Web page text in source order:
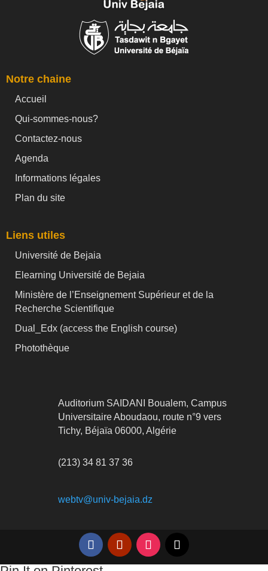
Notre chaine
Accueil
Qui-sommes-nous?
Contactez-nous
Agenda
Informations légales
Plan du site
Liens utiles
Université de Bejaia
Elearning Université de Bejaia
Ministère de l’Enseignement Supérieur et de la
Recherche Scientifique
Dual_Edx (access the English course)
Photothèque
Auditorium SAIDANI Boualem, Campus
Universitaire Aboudaou, route n°9 vers
Tichy, Béjaïa 06000, Algérie
(213) 34 81 37 36
webtv@univ-bejaia.dz